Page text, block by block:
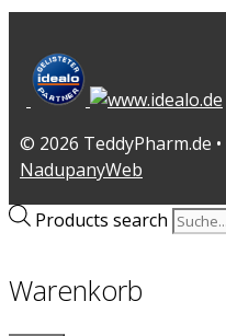
© 2026 TeddyPharm.de
NadupanyWeb
Products search
Warenkorb